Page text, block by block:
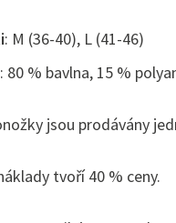
: M (36-40), L (41-46)
: 80 % bavlna, 15 %
jsou prodávány
tvoří 40 % ceny.